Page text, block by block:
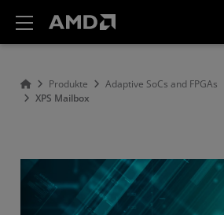
Produkte Adaptive SoCs and FPGAs
XPS Mailbox